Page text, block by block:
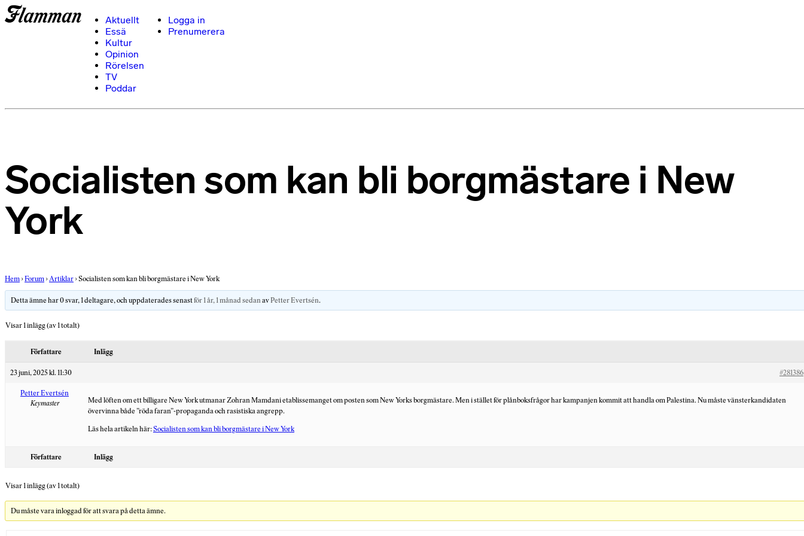
Aktuellt
Essä
Kultur
Opinion
Rörelsen
TV
Poddar
Logga in
Prenumerera
Socialisten som kan bli borgmästare i New
York
Hem ›Forum ›Artiklar ›Socialisten som kan bli borgmästare i New York
Detta ämne har 0 svar, 1 deltagare, och uppdaterades senastför 1 år, 1 månad sedanavPetter Evertsén.
Visar 1 inlägg (av 1 totalt)
Författare Inlägg
23 juni, 2025 kl. 11:30 #281386
Petter Evertsén
Keymaster
Med löften om ett billigare New York utmanar Zohran Mamdani etablissemanget om posten som New Yorks borgmästare. Men i stället för plånboksfrågor har kampanjen kommit att handla om Palestina. Nu måste vänsterkandidaten
övervinna både ”röda faran”-propaganda och rasistiska angrepp.
Läs hela artikeln här:Socialisten som kan bli borgmästare i New York
Författare Inlägg
Visar 1 inlägg (av 1 totalt)
Du måste vara inloggad för att svara på detta ämne.